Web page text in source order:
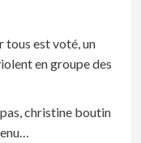
tous est voté, un
en groupe des
christine boutin